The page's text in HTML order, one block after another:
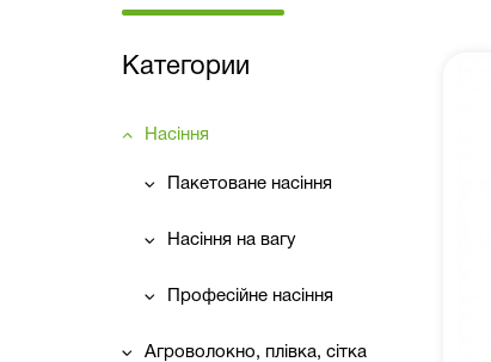
Категории
Насіння
Пакетоване насіння
Насіння на вагу
Професійне насіння
Агроволокно, плівка, сітка